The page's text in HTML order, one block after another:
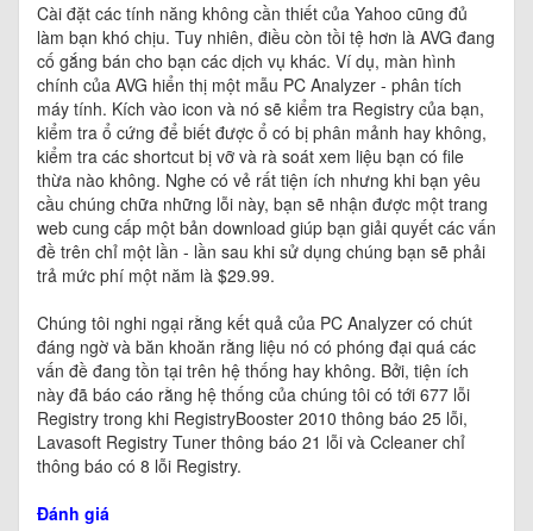
Cài đặt các tính năng không cần thiết của Yahoo cũng đủ
làm bạn khó chịu. Tuy nhiên, điều còn tồi tệ hơn là AVG đang
cố gắng bán cho bạn các dịch vụ khác. Ví dụ, màn hình
chính của AVG hiển thị một mẫu PC Analyzer - phân tích
máy tính. Kích vào icon và nó sẽ kiểm tra Registry của bạn,
kiểm tra ổ cứng để biết được ổ có bị phân mảnh hay không,
kiểm tra các shortcut bị vỡ và rà soát xem liệu bạn có file
thừa nào không. Nghe có vẻ rất tiện ích nhưng khi bạn yêu
cầu chúng chữa những lỗi này, bạn sẽ nhận được một trang
web cung cấp một bản download giúp bạn giải quyết các vấn
đề trên chỉ một lần - lần sau khi sử dụng chúng bạn sẽ phải
trả mức phí một năm là $29.99.
Chúng tôi nghi ngại rằng kết quả của PC Analyzer có chút
đáng ngờ và băn khoăn rằng liệu nó có phóng đại quá các
vấn đề đang tồn tại trên hệ thống hay không. Bởi, tiện ích
này đã báo cáo rằng hệ thống của chúng tôi có tới 677 lỗi
Registry trong khi RegistryBooster 2010 thông báo 25 lỗi,
Lavasoft Registry Tuner thông báo 21 lỗi và Ccleaner chỉ
thông báo có 8 lỗi Registry.
Đánh giá